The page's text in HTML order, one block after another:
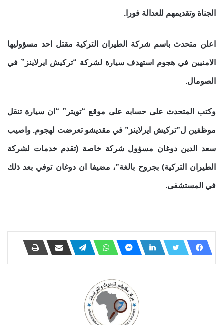
الجناة وتقديمهم للعدالة فورا.
اعلن متحدث باسم شركة الطيران التركية مقتل احد مسؤوليها
الامنيين في هجوم استهدف سيارة لشركة “تركيش ايرلاينز” في
الصومال.
وكتب المتحدث على حسابه على موقع “تويتر” “ان سيارة تنقل
موظفين ل”تركيش ايرلاينز” في مقديشو تعرضت لهجوم. واصيب
سعد الدين دوغان مسؤول شركة خاصة (تقدم خدمات لشركة
الطيران التركية) بجروح بالغة”، مضيفا ان دوغان توفي بعد ذلك
في المستشفى.